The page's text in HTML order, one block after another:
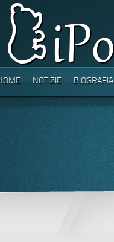
NOTIZIE BIOGRAFIA